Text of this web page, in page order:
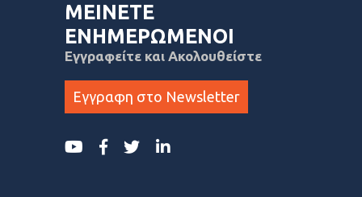
ΜΕΙΝΕΤΕ
ΕΝΗΜΕΡΩΜΕΝΟΙ
Εγγραφείτε και Ακολουθείστε
Εγγραφη στο Newsletter